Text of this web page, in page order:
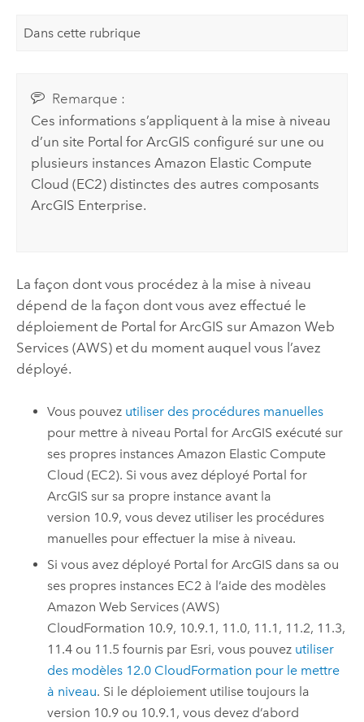
Dans cette rubrique
Remarque :
Ces informations s’appliquent à la mise à niveau
d’un site Portal for ArcGIS configuré sur une ou
plusieurs instancesAmazon Elastic Compute
Cloud (EC2) distinctes des autres composants
ArcGIS Enterprise.
La façon dont vous procédez à la mise à niveau
dépend de la façon dont vous avez effectué le
déploiement de Portal for ArcGIS sur Amazon Web
Services (AWS)et du moment auquel vous l’avez
déployé.
Vous pouvez utiliser des procédures manuelles
pour mettre à niveau Portal for ArcGIS exécuté sur
ses propres instancesAmazon Elastic Compute
Cloud (EC2). Si vous avez déployé Portal for
ArcGIS sur sa propre instance avant la
version 10.9, vous devez utiliser les procédures
manuelles pour effectuer la mise à niveau.
Si vous avez déployé Portal for ArcGIS dans sa ou
ses propres instances EC2 à l’aide des modèles
Amazon Web Services (AWS)
CloudFormation 10.9, 10.9.1, 11.0, 11.1, 11.2, 11.3,
11.4 ou 11.5 fournis par Esri, vous pouvez utiliser
des modèles 12.0 CloudFormation pour le mettre
à niveau. Si le déploiement utilise toujours la
version 10.9 ou 10.9.1, vous devez d’abord